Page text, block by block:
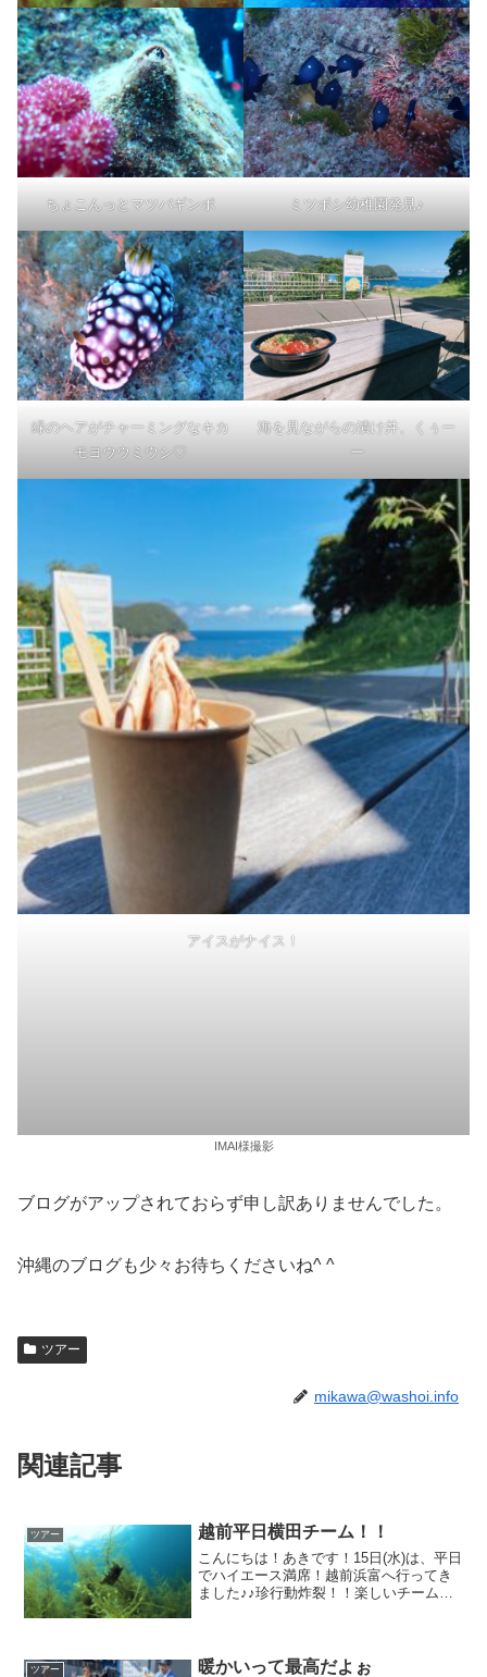
ちょこんっとマツバギンポ ミツボシ幼稚園発見♪
緑のヘアがチャーミングなキカ
モヨウウミウシ♡
海を見ながらの漬け丼、くぅー
ー
アイスがナイス！
IMAI様撮影
ブログがアップされておらず申し訳ありませんでした。
沖縄のブログも少々お待ちくださいね^ ^
ツアー
mikawa@washoi.info
関連記事
ツアー 越前平日横田チーム！！
こんにちは！あきです！15日(水)は、平日
でハイエース満席！越前浜富へ行ってき
ました♪♪珍行動炸裂！！楽しいチームで1
けどｗ幻...
ツアー 暖かいって最高だよぉ